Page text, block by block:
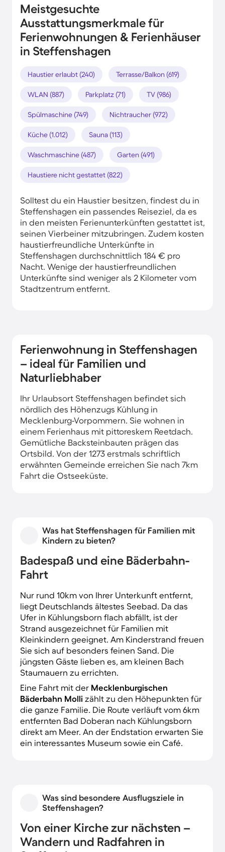
Meistgesuchte
Ausstattungsmerkmale für
Ferienwohnungen & Ferienhäuser
in Steffenshagen
Haustier erlaubt (240) Terrasse/Balkon (619)
WLAN (887) Parkplatz (71) TV (986)
Spülmaschine (749) Nichtraucher (972)
Küche (1.012) Sauna (113)
Waschmaschine (487) Garten (491)
Haustiere nicht gestattet (822)
Solltest du ein Haustier besitzen, findest du in
Steffenshagen ein passendes Reiseziel, da es
in den meisten Ferienunterkünften gestattet ist,
seinen Vierbeiner mitzubringen. Zudem kosten
haustierfreundliche Unterkünfte in
Steffenshagen durchschnittlich 184 € pro
Nacht. Wenige der haustierfreundlichen
Unterkünfte sind weniger als 2 Kilometer vom
Stadtzentrum entfernt.
Ferienwohnung in Steffenshagen
– ideal für Familien und
Naturliebhaber
Ihr Urlaubsort Steffenshagen befindet sich
nördlich des Höhenzugs Kühlung in
Mecklenburg-Vorpommern. Sie wohnen in
einem Ferienhaus mit pittoreskem Reetdach.
Gemütliche Backsteinbauten prägen das
Ortsbild. Von der 1273 erstmals schriftlich
erwähnten Gemeinde erreichen Sie nach 7km
Fahrt die Ostseeküste.
Was hat Steffenshagen für Familien mit
Kindern zu bieten?
Badespaß und eine Bäderbahn-
Fahrt
Nur rund 10km von Ihrer Unterkunft entfernt,
liegt Deutschlands ältestes Seebad. Da das
Ufer in Kühlungsborn flach abfällt, ist der
Strand ausgezeichnet für Familien mit
Kleinkindern geeignet. Am Kinderstrand freuen
Sie sich auf besonders feinen Sand. Die
jüngsten Gäste lieben es, am kleinen Bach
Staumauern zu errichten.
Eine Fahrt mit der Mecklenburgischen
Bäderbahn Molli zählt zu den Höhepunkten für
die ganze Familie. Die Route verläuft vom 6km
entfernten Bad Doberan nach Kühlungsborn
direkt am Meer. An der Endstation erwarten Sie
ein interessantes Museum sowie ein Café.
Was sind besondere Ausflugsziele in
Steffenshagen?
Von einer Kirche zur nächsten –
Wandern und Radfahren in